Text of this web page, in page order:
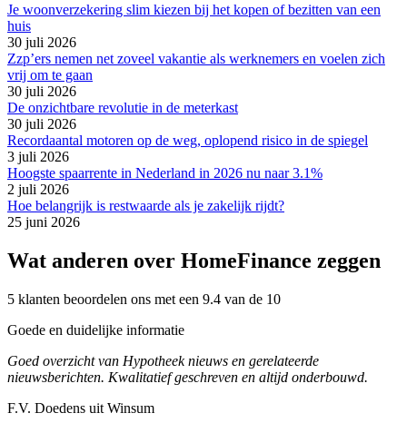
Je woonverzekering slim kiezen bij het kopen of bezitten van een
huis
30 juli 2026
Zzp’ers nemen net zoveel vakantie als werknemers en voelen zich
vrij om te gaan
30 juli 2026
De onzichtbare revolutie in de meterkast
30 juli 2026
Recordaantal motoren op de weg, oplopend risico in de spiegel
3 juli 2026
Hoogste spaarrente in Nederland in 2026 nu naar 3.1%
2 juli 2026
Hoe belangrijk is restwaarde als je zakelijk rijdt?
25 juni 2026
Wat anderen over HomeFinance zeggen
5 klanten beoordelen ons met een 9.4 van de 10
Goede en duidelijke informatie
Goed overzicht van Hypotheek nieuws en gerelateerde
nieuwsberichten. Kwalitatief geschreven en altijd onderbouwd.
F.V. Doedens uit Winsum